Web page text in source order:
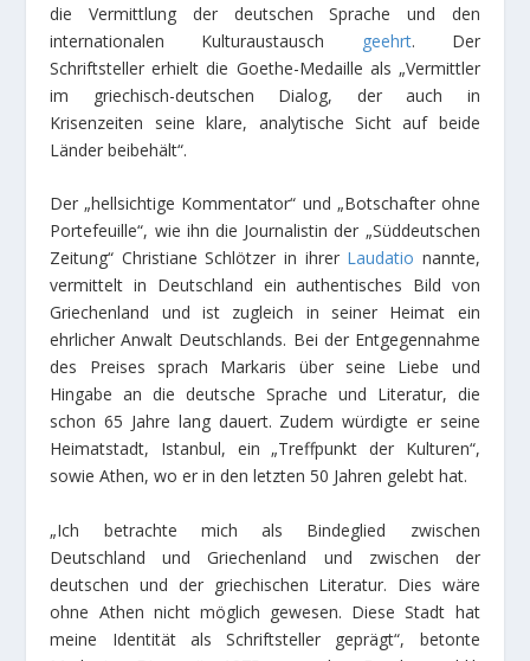
die Vermittlung der deutschen Sprache und den
internationalen Kulturaustausch geehrt. Der
Schriftsteller erhielt die Goethe-Medaille als „Vermittler
im griechisch-deutschen Dialog, der auch in
Krisenzeiten seine klare, analytische Sicht auf beide
Länder beibehält“.
Der „hellsichtige Kommentator“ und „Botschafter ohne
Portefeuille“, wie ihn die Journalistin der „Süddeutschen
Zeitung“ Christiane Schlötzer in ihrer Laudatio nannte,
vermittelt in Deutschland ein authentisches Bild von
Griechenland und ist zugleich in seiner Heimat ein
ehrlicher Anwalt Deutschlands. Bei der Entgegennahme
des Preises sprach Markaris über seine Liebe und
Hingabe an die deutsche Sprache und Literatur, die
schon 65 Jahre lang dauert. Zudem würdigte er seine
Heimatstadt, Istanbul, ein „Treffpunkt der Kulturen“,
sowie Athen, wo er in den letzten 50 Jahren gelebt hat.
„Ich betrachte mich als Bindeglied zwischen
Deutschland und Griechenland und zwischen der
deutschen und der griechischen Literatur. Dies wäre
ohne Athen nicht möglich gewesen. Diese Stadt hat
meine Identität als Schriftsteller geprägt“, betonte